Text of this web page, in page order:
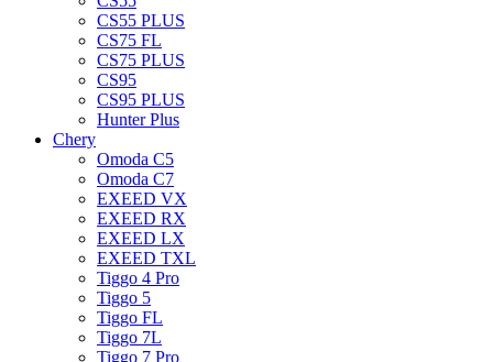
CS55 PLUS
CS75 FL
CS75 PLUS
CS95
CS95 PLUS
Hunter Plus
Chery
Omoda C5
Omoda C7
EXEED VX
EXEED RX
EXEED LX
EXEED TXL
Tiggo 4 Pro
Tiggo 5
Tiggo FL
Tiggo 7L
Tiggo 7 Pro